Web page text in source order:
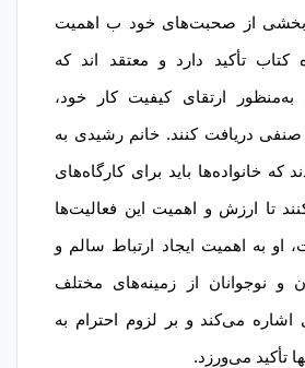
بخشی از صحبت‌های خود ب اهمیت
کتاب تأکید دارد و معتقد اند که
به‌منظور ارتقای کیفیت کار خود،
دریافت کنند. خانم رشیدی به
که خانواده‌ها باید برای کارگاه‌های
تا ارزش و اهمیت این فعالیت‌ها
او به اهمیت ایجاد ارتباط سالم و
و نوجوانان از زمینه‌های مختلف
می‌کند و بر لزوم احترام به
تأکید می‌ورزد.